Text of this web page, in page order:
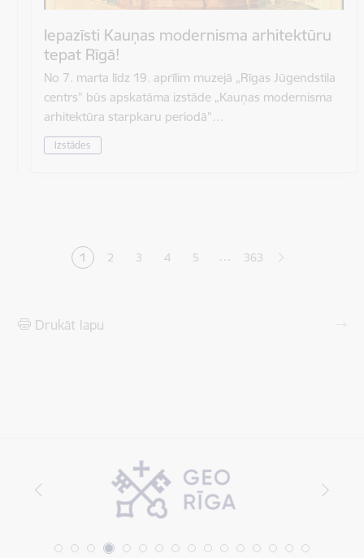
Iepazīsti Kauņas modernisma arhitektūru
tepat Rīgā!
No 7. marta līdz 19. aprīlim muzejā „Rīgas Jūgendstila
centrs” būs apskatāma izstāde „Kauņas modernisma
arhitektūra starpkaru periodā”…
Izstādes
Pašreizējā lapa
1 Lapa
2 Lapa
3 Lapa
4 Lapa
5 … 363
Drukāt lapu